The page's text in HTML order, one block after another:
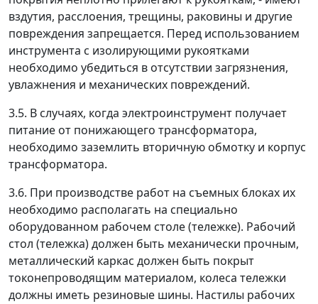
вздутия, расслоения, трещины, раковины и другие
повреждения запрещается. Перед использованием
инструмента с изолирующими рукоятками
необходимо убедиться в отсутствии загрязнения,
увлажнения и механических повреждений.
3.5. В случаях, когда электроинструмент получает
питание от понижающего трансформатора,
необходимо заземлить вторичную обмотку и корпус
трансформатора.
3.6. При производстве работ на съемных блоках их
необходимо располагать на специально
оборудованном рабочем столе (тележке). Рабочий
стол (тележка) должен быть механически прочным,
металлический каркас должен быть покрыт
токонепроводящим материалом, колеса тележки
должны иметь резиновые шины. Настилы рабочих